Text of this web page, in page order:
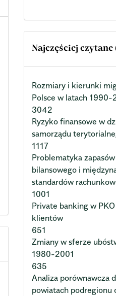
Najczęściej czytane
Rozmiary i kierunki
Polsce w latach
3042
Ryzyko finansowe w
samorządu
1117
Problematyka
bilansowego i
standardów
1001
Private banking w
klientów
651
Zmiany w sferze
1980-2001
635
Analiza porównawcza
powiatach podregionu